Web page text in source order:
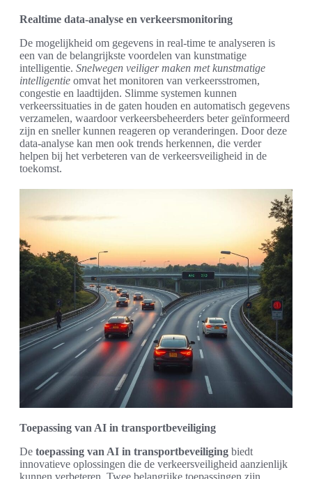
Realtime data-analyse en verkeersmonitoring
De mogelijkheid om gegevens in real-time te analyseren is
een van de belangrijkste voordelen van kunstmatige
intelligentie. Snelwegen veiliger maken met kunstmatige
intelligentie omvat het monitoren van verkeersstromen,
congestie en laadtijden. Slimme systemen kunnen
verkeerssituaties in de gaten houden en automatisch gegevens
verzamelen, waardoor verkeersbeheerders beter geïnformeerd
zijn en sneller kunnen reageren op veranderingen. Door deze
data-analyse kan men ook trends herkennen, die verder
helpen bij het verbeteren van de verkeersveiligheid in de
toekomst.
Toepassing van AI in transportbeveiliging
De toepassing van AI in transportbeveiliging biedt
innovatieve oplossingen die de verkeersveiligheid aanzienlijk
kunnen verbeteren. Twee belangrijke toepassingen zijn